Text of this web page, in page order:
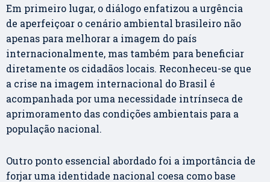
Em primeiro lugar, o diálogo enfatizou a urgência
de aperfeiçoar o cenário ambiental brasileiro não
apenas para melhorar a imagem do país
internacionalmente, mas também para beneficiar
diretamente os cidadãos locais. Reconheceu-se que
a crise na imagem internacional do Brasil é
acompanhada por uma necessidade intrínseca de
aprimoramento das condições ambientais para a
população nacional.
Outro ponto essencial abordado foi a importância de
forjar uma identidade nacional coesa como base